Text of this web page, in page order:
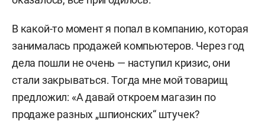
В какой-то момент я попал в компанию, которая
занималась продажей компьютеров. Через год
дела пошли не очень — наступил кризис, они
стали закрываться. Тогда мне мой товарищ
предложил: «А давай откроем магазин по
продаже разных „шпионских“ штучек?